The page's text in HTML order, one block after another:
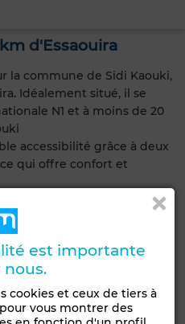
d'Essaouira
la commune de Sidi Kaouki,
Idéalement situé, il se
N1 et à moins de 20
accessibilité grâce à deux
qui offre confort et
Type de terrain
Agricole
est importante
nous.
cookies et ceux de tiers à
vous montrer des